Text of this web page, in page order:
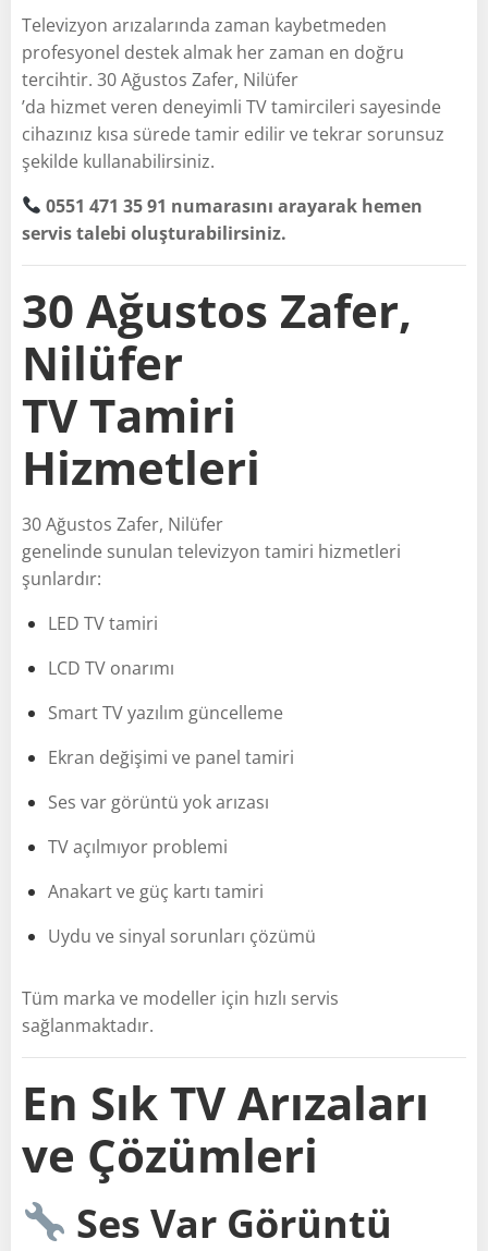
Televizyon arızalarında zaman kaybetmeden
profesyonel destek almak her zaman en doğru
tercihtir. 30 Ağustos Zafer, Nilüfer
’da hizmet veren deneyimli TV tamircileri sayesinde
cihazınız kısa sürede tamir edilir ve tekrar sorunsuz
şekilde kullanabilirsiniz.
0551 471 35 91 numarasını arayarak hemen
servis talebi oluşturabilirsiniz.
30 Ağustos Zafer,
Nilüfer
TV Tamiri
Hizmetleri
30 Ağustos Zafer, Nilüfer
genelinde sunulan televizyon tamiri hizmetleri
şunlardır:
LED TV tamiri
LCD TV onarımı
Smart TV yazılım güncelleme
Ekran değişimi ve panel tamiri
Ses var görüntü yok arızası
TV açılmıyor problemi
Anakart ve güç kartı tamiri
Uydu ve sinyal sorunları çözümü
Tüm marka ve modeller için hızlı servis
sağlanmaktadır.
En Sık TV Arızaları
ve Çözümleri
Ses Var Görüntü